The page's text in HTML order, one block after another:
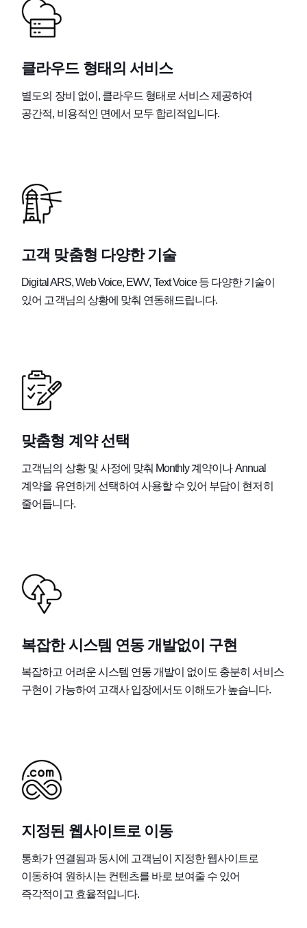
클라우드 형태의 서비스
별도의 장비 없이, 클라우드 형태로 서비스 제공하여
공간적, 비용적인 면에서 모두 합리적입니다.
고객 맞춤형 다양한 기술
Digital ARS, Web Voice, EWV, Text Voice 등 다양한 기술이
있어 고객님의 상황에 맞춰 연동해드립니다.
맞춤형 계약 선택
고객님의 상황 및 사정에 맞춰 Monthly 계약이나 Annual
계약을 유연하게 선택하여 사용할 수 있어 부담이 현저히
줄어듭니다.
복잡한 시스템 연동 개발없이 구현
복잡하고 어려운 시스템 연동 개발이 없이도 충분히 서비스
구현이 가능하여 고객사 입장에서도 이해도가 높습니다.
지정된 웹사이트로 이동
통화가 연결됨과 동시에 고객님이 지정한 웹사이트로
이동하여 원하시는 컨텐츠를 바로 보여줄 수 있어
즉각적이고 효율적입니다.